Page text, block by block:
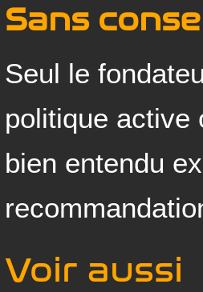
Sans
Seul le
politique active
bien entendu
Voir aussi